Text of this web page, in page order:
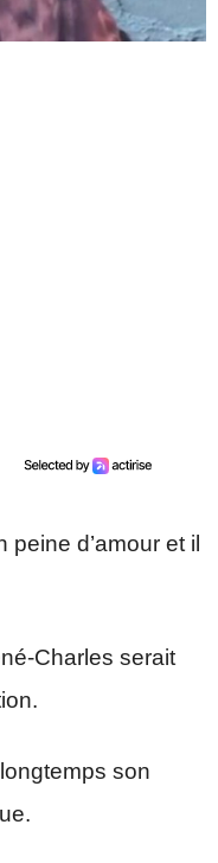
d’amour et il
Charles serait
son